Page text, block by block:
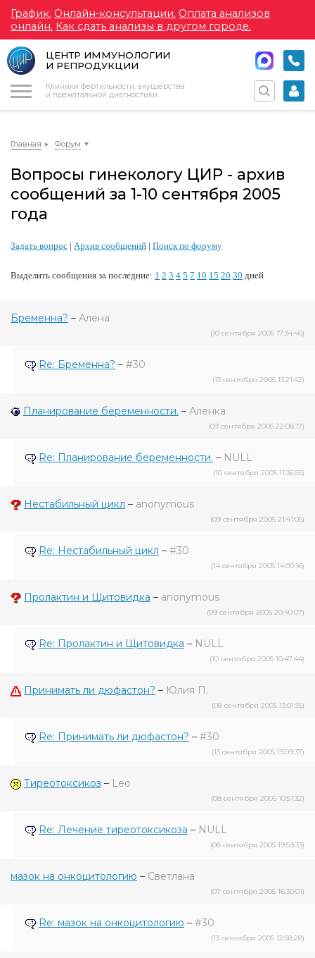
График. Онлайн-консультации. Оплата анализов
онлайн. Как сдать анализы в другом городе.
ЦЕНТР ИММУНОЛОГИИ
И РЕПРОДУКЦИИ
Клиники фертильности, акушерства
и пренатальной диагностики
Главная Форум
Вопросы гинекологу ЦИР - архив
сообщений за 1-10 сентября 2005
года
Задать вопрос | Архив сообщений | Поиск по форуму
Выделить сообщения за последние: 1 2 3 4 5 7 10 15 20 30 дней
Бременна? – Алёна
(10 сентября 2005 17:34:46)
Re: Бременна? – #30
(13 сентября 2005 13:21:42)
Планирование беременности. – Аленка
(09 сентября 2005 22:08:17)
Re: Планирование беременности. – NULL
(10 сентября 2005 11:36:55)
Нестабильный цикл – anonymous
(09 сентября 2005 21:41:05)
Re: Нестабильный цикл – #30
(14 сентября 2005 14:00:16)
Пролактин и Щитовидка – anonymous
(09 сентября 2005 20:40:07)
Re: Пролактин и Щитовидка – NULL
(10 сентября 2005 10:47:44)
Принимать ли дюфастон? – Юлия П.
(08 сентября 2005 13:01:35)
Re: Принимать ли дюфастон? – #30
(13 сентября 2005 13:09:37)
Тиреотоксикоз – Leo
(08 сентября 2005 10:51:32)
Re: Лечение тиреотоксикоза – NULL
(08 сентября 2005 19:59:33)
мазок на онкоцитологию – Светлана
(07 сентября 2005 16:30:01)
Re: мазок на онкоцитологию – #30
(13 сентября 2005 12:58:28)